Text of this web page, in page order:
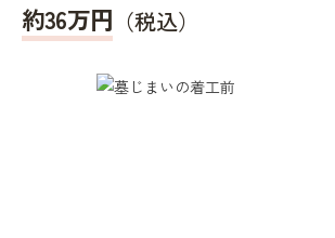
約36万円 （税込）